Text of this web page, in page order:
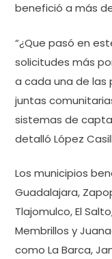
benefició a más
“¿Que pasó en
solicitudes más
a cada una de las
juntas
sistemas de
detalló López
Los municipios
Guadalajara,
Tlajomulco, El
Membrillos y
como La Barca,